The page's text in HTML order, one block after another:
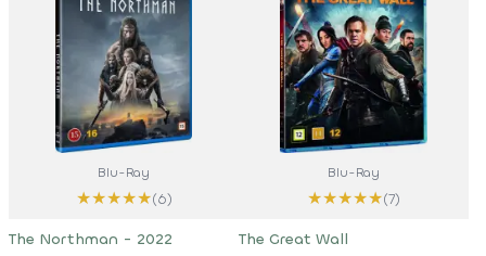
Blu-Ray
★★★★★(6)
The Northman - 2022
Blu-Ray
★★★★★(7)
The Great Wall